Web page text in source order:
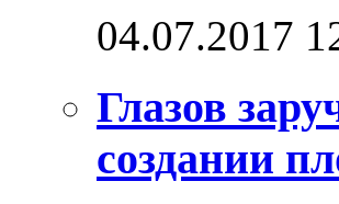
04.07.2017
Глазов
создании